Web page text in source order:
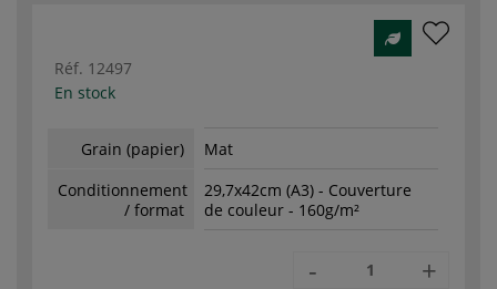
Réf. 12497
En stock
Grain (papier)
Mat
Conditionnement
/ format
29,7x42cm (A3) - Couverture
de couleur - 160g/m²
- +